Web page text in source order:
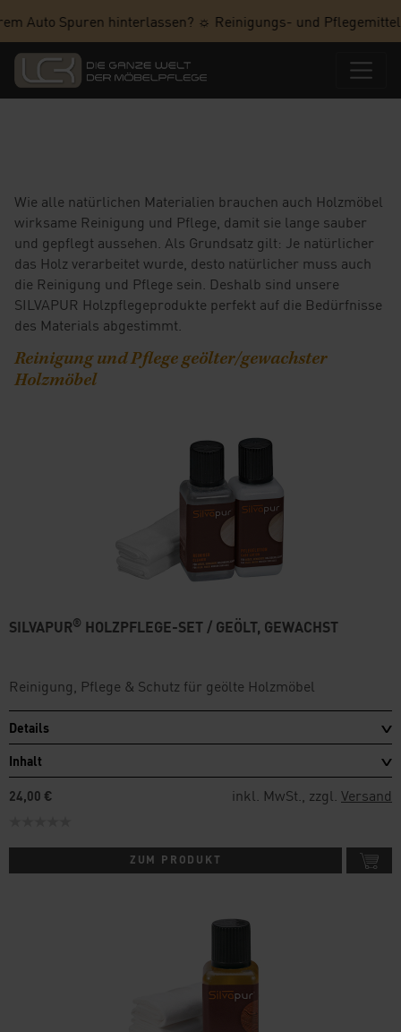
Spuren hinterlassen? ☼ Reinigungs- und Pflegemittel
Wie alle natürlichen Materialien brauchen auch Holzmöbel
wirksame Reinigung und Pflege, damit sie lange sauber
und gepflegt aussehen. Als Grundsatz gilt: Je natürlicher
das Holz verarbeitet wurde, desto natürlicher muss auch
die Reinigung und Pflege sein. Deshalb sind unsere
SILVAPUR Holzpflegeprodukte perfekt auf die Bedürfnisse
des Materials abgestimmt.
Reinigung und Pflege geölter/gewachster
Holzmöbel
SILVAPUR® HOLZPFLEGE-SET / GEÖLT, GEWACHST
Reinigung, Pflege & Schutz für geölte Holzmöbel
Details
Inhalt
24,00 €
inkl. MwSt., zzgl. Versand
ZUM PRODUKT